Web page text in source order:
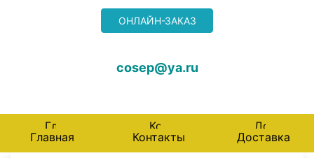
ОНЛАЙН-ЗАКАЗ
cosep@ya.ru
Главная Контакты Доставка